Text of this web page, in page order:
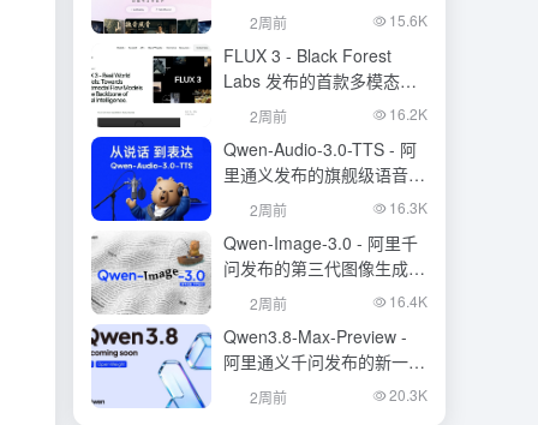
2周前 15.6K
FLUX 3 - Black Forest
Labs 发布的首款多模态基
础模型
2周前 16.2K
Qwen-Audio-3.0-TTS - 阿
里通义发布的旗舰级语音合
成大模型
2周前 16.3K
Qwen-Image-3.0 - 阿里千
问发布的第三代图像生成基
础模型
2周前 16.4K
Qwen3.8-Max-Preview -
阿里通义千问发布的新一代
旗舰大模型
2周前 20.3K